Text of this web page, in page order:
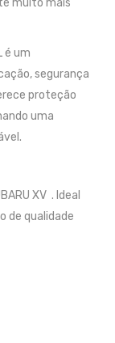
muito mais
é um
segurança
proteção
uma
XV . Ideal
de qualidade